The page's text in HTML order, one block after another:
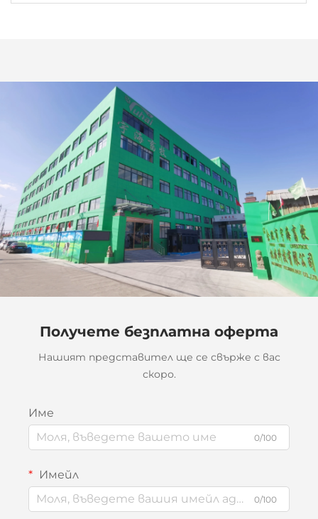
Получете безплатна оферта
Нашият представител ще се свърже с вас
скоро.
Име
0/100
Имейл
0/100